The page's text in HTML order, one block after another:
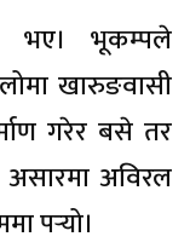
भए। भूकम्पले
खारुङवासी
गरेर बसे तर
अविरल
पर्‍यो।